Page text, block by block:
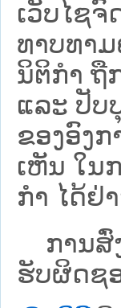
ເວັບ​ໄຊ
ທາບທາ
ນິຕິກໍາ ຖື
ແລະ ປັບ
ຂອງອົງ
ເຫັນ ໃນ
ກຳ ໄດ້ຢ່
ການສົ່
ຮັບຜິດຊ